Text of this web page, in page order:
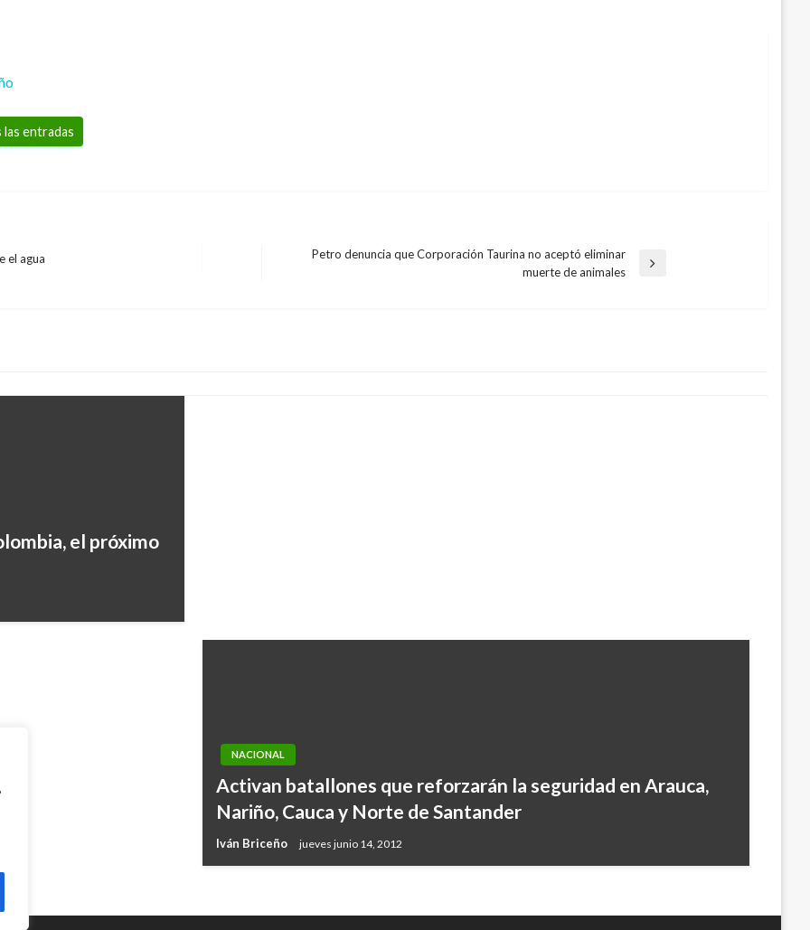
entradas
el agua
Petro denuncia que Corporación Taurina no aceptó eliminar
muerte de animales
el próximo
domingo 7 de
NACIONAL
Activan batallones que reforzarán la seguridad en Arauca,
Nariño, Cauca y Norte de Santander
Iván Briceño jueves junio 14, 2012